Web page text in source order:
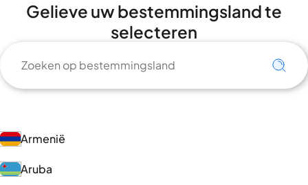
Gelieve uw bestemmingsland te
selecteren
Armenië
Aruba